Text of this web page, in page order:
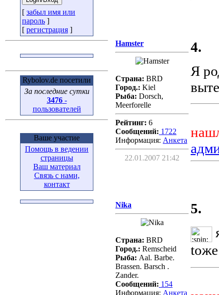
[ забыл имя или
пароль ]
[ регистрация ]
Rybolov.de посетили
За последние сутки
3476-
пользователей
Ваше участие
Помощь в ведении
страницы
Ваш материал
Связь с нами,
контакт
Hamster
Страна: BRD
Город.: Kiel
Рыба: Dorsch,
Meerforelle
Рейтинг: 6
Сообщений: 1722
Информация: Aнкета
22.01.2007 21:42
4.
Я
Nika
Страна: BRD
Город.: Remscheid
Рыба: Aal. Barbe.
Brassen. Barsch .
Zander.
Сообщений: 154
Информация: Aнкета
5.